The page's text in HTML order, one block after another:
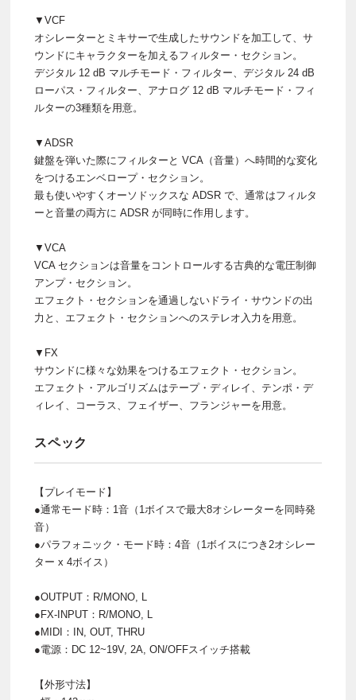
▼VCF
オシレーターとミキサーで生成したサウンドを加工して、サ
ウンドにキャラクターを加えるフィルター・セクション。
デジタル 12 dB マルチモード・フィルター、デジタル 24 dB
ローパス・フィルター、アナログ 12 dB マルチモード・フィ
ルターの3種類を用意。
▼ADSR
鍵盤を弾いた際にフィルターと VCA（音量）へ時間的な変化
をつけるエンベロープ・セクション。
最も使いやすくオーソドックスな ADSR で、通常はフィルタ
ーと音量の両方に ADSR が同時に作用します。
▼VCA
VCA セクションは音量をコントロールする古典的な電圧制御
アンプ・セクション。
エフェクト・セクションを通過しないドライ・サウンドの出
力と、エフェクト・セクションへのステレオ入力を用意。
▼FX
サウンドに様々な効果をつけるエフェクト・セクション。
エフェクト・アルゴリズムはテープ・ディレイ、テンポ・デ
ィレイ、コーラス、フェイザー、フランジャーを用意。
スペック
【プレイモード】
●通常モード時：1音（1ボイスで最大8オシレーターを同時発
音）
●パラフォニック・モード時：4音（1ボイスにつき2オシレー
ター x 4ボイス）
●OUTPUT：R/MONO, L
●FX-INPUT：R/MONO, L
●MIDI：IN, OUT, THRU
●電源：DC 12~19V, 2A, ON/OFFスイッチ搭載
【外形寸法】